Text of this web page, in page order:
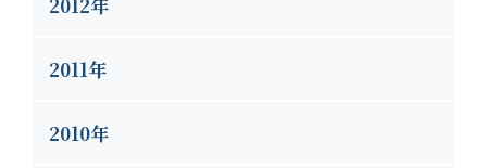
2011年
2010年